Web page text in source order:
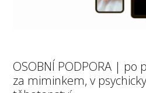
OSOBNÍ PODPORA | po
za miminkem, v